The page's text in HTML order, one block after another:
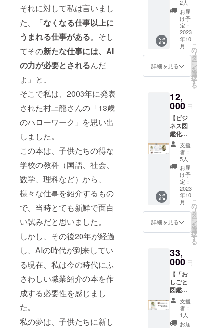
それに対して私は言いまし
た、「なくなる仕事以上に
うまれる仕事がある。そし
てその新たな仕事には、AI
の力が必要とされるんだ
よ」と。
そこで私は、2003年に発表
された村上龍さんの「13歳
のハローワーク」を思い出
しました。
この本は、子供たちの得な
学校の教科（国語、社会、
数学、理科など）から、
様々な仕事を紹介するもの
で、当時とても新鮮で面白
い試みだと思いました。
しかし、その後20年が経過
し、AIの時代が到来してい
る現在、私は今の時代にふ
さわしい職業紹介の本を作
成する必要性を感じまし
た。
私の夢は、子供たちに新し
できま
す。 図
鑑内で
は、各
スキル
の基本
概念、
関連す
る知識
などが
わかり
やすく
解説さ
れてい
ます。
また、
実践的
な例や
事例も
豊富に
取り入
れられ
てお
り、実
場での
活用に
提供さ
れてい
ます。
このデ
ジタル
ダウン
ロード
版「お
しごと
図鑑」
プリン
ト版を
ご提供
いたし
ます。
この図
鑑は、
デジタ
ル版と
ち、手
に取る
スキル
の世界
に身を
投じる
ことが
できま
す。図
鑑をめ
くる手
応え
と、
ページ
をめく
る度に
数々
が、あ
なたを
スキル
の探求
へと誘
いま
す。 こ
のプリ
ント版
セッ
ト】 ：
「夢を
叶える
マンダ
チャー
ト」
セット
五点
（送料
込み）
が含ま
れてい
ます。
・書籍
「夢を
叶える
マンダ
チャー
ト」
（1580
円） ・
書籍「9
マス思
ト」
（1430
オリジ
ナル ピ
ンバッ
チ
（1800
円） ・
卓上型
2人
お届
け予
定：
2023
年10
月
詳細を見る
こ
の
リ
タ
ー
ン
を
選
択
す
る
12,
000 円
【ビジ
ネス図
鑑化プ
ラン】
支援者
様のス
キルと
仕事を1
ページ
にまと
めた図
鑑を作
成し、
プリン
ト版の
しま
す。 経
営者や
個人事
業主の
方々に
向け
て、自
身のス
キルや
支援
者：
5人
お届
け予
定：
2023
年10
月
詳細を見る
こ
の
リ
タ
ー
ン
を
選
択
す
る
33,
000 円
【「お
しごと
図鑑」
母校寄
付パッ
ク】 ：
支援者
支援
者：
1人
お届